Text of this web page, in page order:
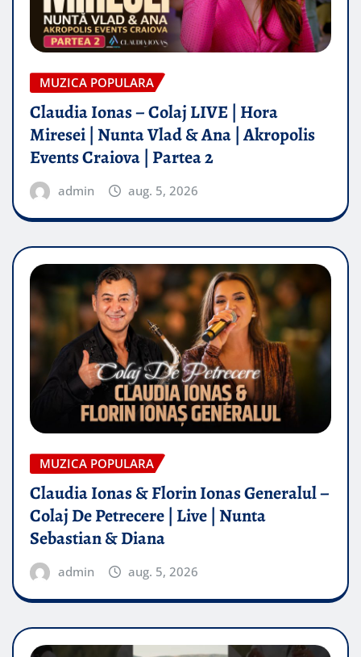
MUZICA POPULARA
Claudia Ionas – Colaj LIVE | Hora
Miresei | Nunta Vlad & Ana | Akropolis
Events Craiova | Partea 2
admin aug. 5, 2026
MUZICA POPULARA
Claudia Ionas & Florin Ionas Generalul –
Colaj De Petrecere | Live | Nunta
Sebastian & Diana
admin aug. 5, 2026